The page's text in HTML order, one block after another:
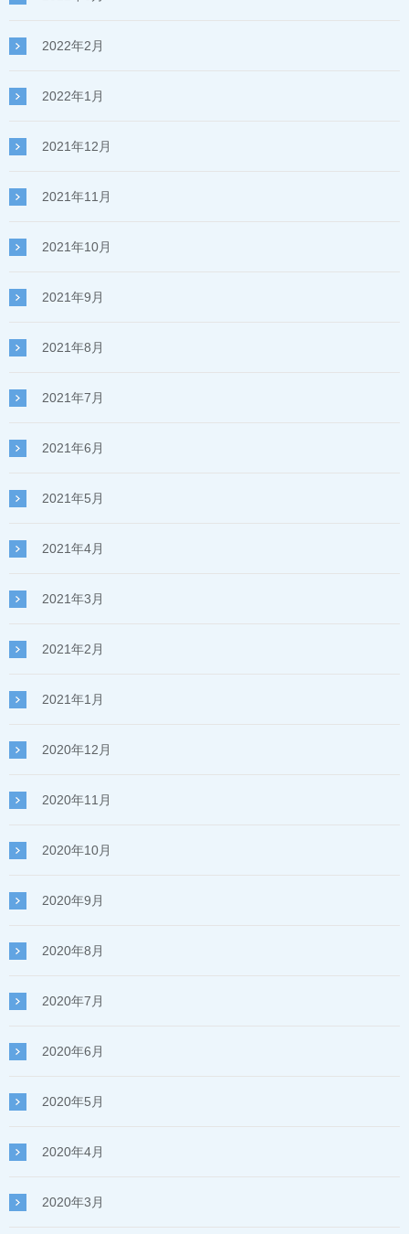
2022年2月
2022年1月
2021年12月
2021年11月
2021年10月
2021年9月
2021年8月
2021年7月
2021年6月
2021年5月
2021年4月
2021年3月
2021年2月
2021年1月
2020年12月
2020年11月
2020年10月
2020年9月
2020年8月
2020年7月
2020年6月
2020年5月
2020年4月
2020年3月